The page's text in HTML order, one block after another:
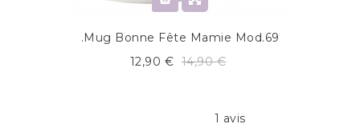
.Mug Bonne Fête Mamie Mod.69
12,90 € 14,90 €
1 avis